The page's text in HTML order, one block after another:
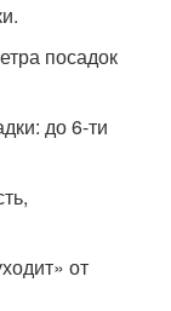
посадок
до 6-ти
от